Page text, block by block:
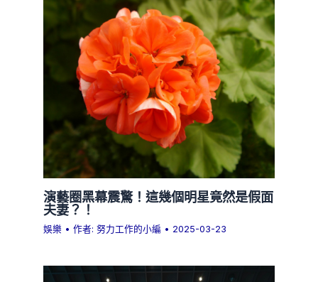
演藝圈黑幕震驚！這幾個明星竟然是假面
夫妻？！
娛樂 • 作者:努力工作的小編 • 2025-03-23